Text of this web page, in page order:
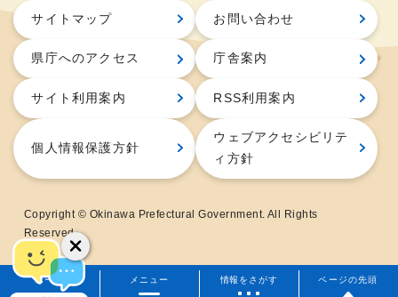
メニュー
ホーム 情報をさがす ページの先頭
サイトマップ お問い合わせ
県庁へのアクセス 庁舎案内
サイト利用案内 RSS利用案内
個人情報保護方針
ウェブアクセシビリテ
ィ方針
Copyright © Okinawa Prefectural Government. All Rights
Reserved.